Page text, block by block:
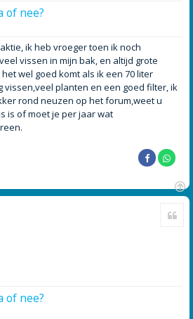
of nee?
ik heb vroeger toen ik noch
vissen in mijn bak, en altijd grote
wel goed komt als ik een 70 liter
vissen,veel planten en een goed filter, ik
rond neuzen op het forum,weet u
is of moet je per jaar wat
O
of nee?